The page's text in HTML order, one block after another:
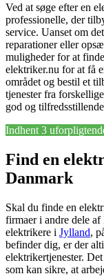
Ved at søge efter en
professionelle, der
service. Uanset om
reparationer eller
muligheder for at
elektriker.nu for at få
området og bestil et
tjenester fra
god og
Indhent 3
Find en
Danmark
Skal du finde en
firmaer i andre dele
elektrikere i Jylland,
befinder dig, er der
elektrikertjenester.
som kan sikre, at